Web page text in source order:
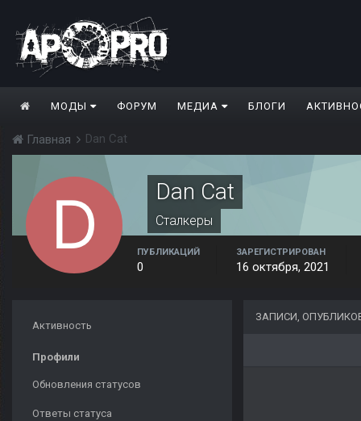
МОДЫ ФОРУМ МЕДИА БЛОГИ
Главная Dan Cat
Dan Cat
Сталкеры
ПУБЛИКАЦИЙ
0
ЗАРЕГИСТРИРОВАН
16 октября, 2021
Активность
Профили
Обновления статусов
Ответы статуса
ЗАПИСИ,